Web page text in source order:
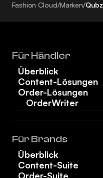
Fashion Cloud/Marken/Qubz
Für Händler
Überblick
Content-Lösungen
Order-Lösungen
OrderWriter
Für Brands
Überblick
Content-Suite
Order-Suite